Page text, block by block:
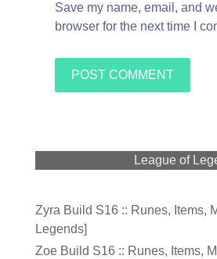
Save my name, email, and
browser for the next time I
League of
Zyra Build S16 :: Runes, Items,
Legends]
Zoe Build S16 :: Runes, Items,